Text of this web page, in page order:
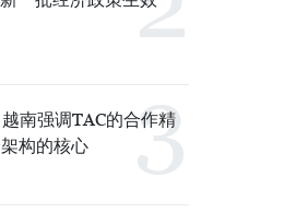
南强调TAC的合作精
构的核心